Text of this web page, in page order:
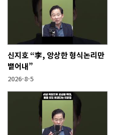
신지호 “李, 앙상한 형식논리만
뱉어내”
2026-8-5